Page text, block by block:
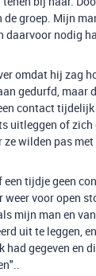
groep. Mijn
daarvoor nodig
omdat hij zag
gedurfd, maar
contact
uitleggen of zich
wilden pas
tijdje geen
voor open
mijn man en
uit te leggen,
gegeven en